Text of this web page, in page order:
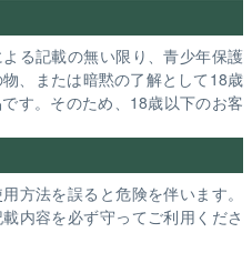
る記載の無い限り、青少年保護
、または暗黙の了解として18歳
す。そのため、18歳以下のお客
方法を誤ると危険を伴います。
内容を必ず守ってご利用くださ